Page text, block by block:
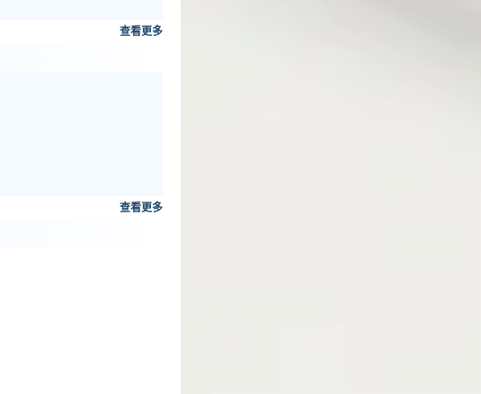
查看更多
查看更多